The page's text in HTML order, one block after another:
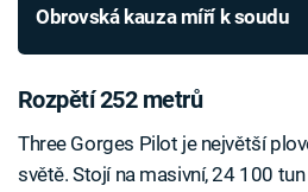
Obrovská kauza míří k soudu
Rozpětí 252 metrů
Three Gorges Pilot je největší
světě. Stojí na masivní, 24 100